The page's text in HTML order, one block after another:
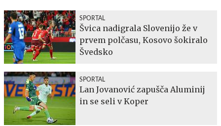
SPORTAL
Švica nadigrala Slovenijo že v
prvem polčasu, Kosovo šokiralo
Švedsko
SPORTAL
Lan Jovanović zapušča Aluminij
in se seli v Koper